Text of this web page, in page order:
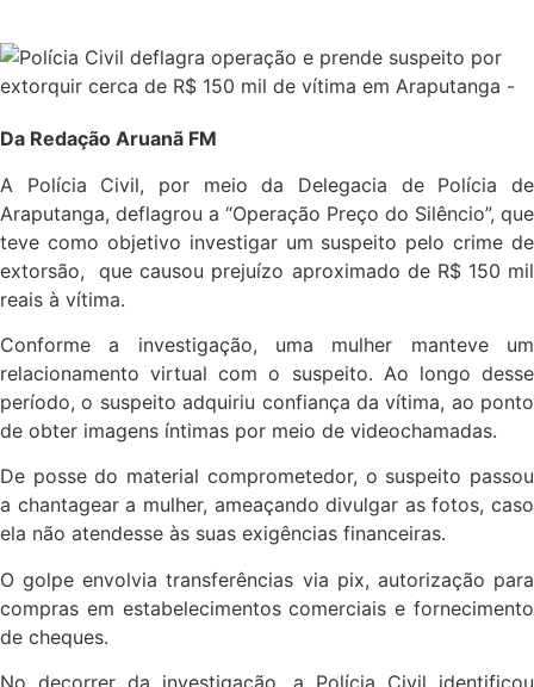
Da Redação Aruanã FM
A Polícia Civil, por meio da Delegacia de Polícia de
Araputanga, deflagrou a “Operação Preço do Silêncio”, que
teve como objetivo investigar um suspeito pelo crime de
extorsão, que causou prejuízo aproximado de R$ 150 mil
reais à vítima.
Conforme a investigação, uma mulher manteve um
relacionamento virtual com o suspeito. Ao longo desse
período, o suspeito adquiriu confiança da vítima, ao ponto
de obter imagens íntimas por meio de videochamadas.
De posse do material comprometedor, o suspeito passou
a chantagear a mulher, ameaçando divulgar as fotos, caso
ela não atendesse às suas exigências financeiras.
O golpe envolvia transferências via pix, autorização para
compras em estabelecimentos comerciais e fornecimento
de cheques.